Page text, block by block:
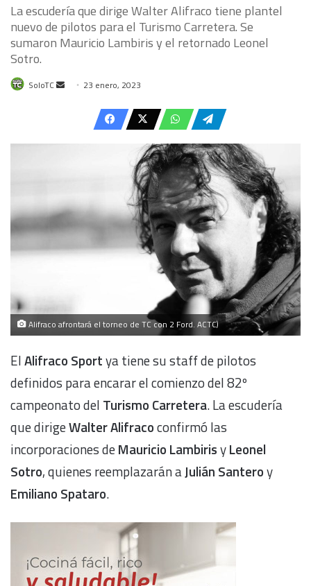
La escudería que dirige Walter Alifraco tiene plantel
nuevo de pilotos para el Turismo Carretera. Se
sumaron Mauricio Lambiris y el retornado Leonel
Sotro.
SoloTC
Send 23 enero, 2023
Alifraco afrontará el torneo de TC con 2 Ford. ACTC)
ElAlifraco Sportya tiene su staff de pilotos
definidos para encarar el comienzo del 82º
campeonato del Turismo Carretera. La escudería
que dirigeWalter Alifracoconfirmó las
incorporaciones deMauricio LambirisyLeonel
Sotro, quienes reemplazarán aJulián Santeroy
Emiliano Spataro.